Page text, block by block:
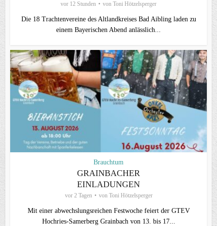
vor 12 Stunden von Toni Hötzelsperger
Die 18 Trachtenvereine des Altlandkreises Bad Aibling laden zu
einem Bayerischen Abend anlässlich...
Brauchtum
GRAINBACHER
EINLADUNGEN
vor 2 Tagen von Toni Hötzelsperger
Mit einer abwechslungsreichen Festwoche feiert der GTEV
Hochries-Samerberg Grainbach von 13. bis 17...